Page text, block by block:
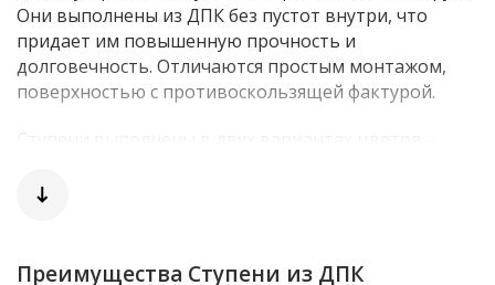
Они выполнены из ДПК без пустот внутри, что
придает им повышенную прочность и
долговечность. Отличаются простым монтажом,
поверхностью с противоскользящей фактурой.
Ступени выполнены в двух вариантах цветов –
✓ Долговечность
Преимущества Ступени из ДПК